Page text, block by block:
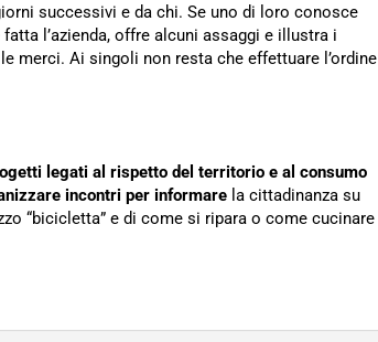
successivi e da chi. Se uno di loro conosce
l’azienda, offre alcuni assaggi e illustra i
merci. Ai singoli non resta che effettuare l’ordine
legati al rispetto del territorio e al consumo
incontri per informare la cittadinanza su
“bicicletta” e di come si ripara o come cucinare